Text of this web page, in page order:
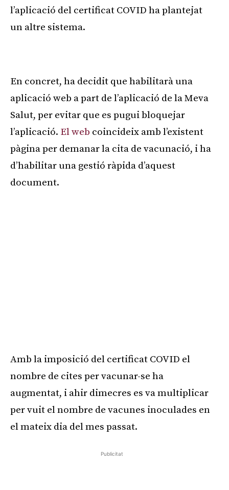
l’aplicació del certificat COVID ha plantejat
un altre sistema.
En concret, ha decidit que habilitarà una
aplicació web a part de l’aplicació de la Meva
Salut, per evitar que es pugui bloquejar
l’aplicació. El web coincideix amb l’existent
pàgina per demanar la cita de vacunació, i ha
d’habilitar una gestió ràpida d’aquest
document.
Amb la imposició del certificat COVID el
nombre de cites per vacunar-se ha
augmentat, i ahir dimecres es va multiplicar
per vuit el nombre de vacunes inoculades en
el mateix dia del mes passat.
Publicitat